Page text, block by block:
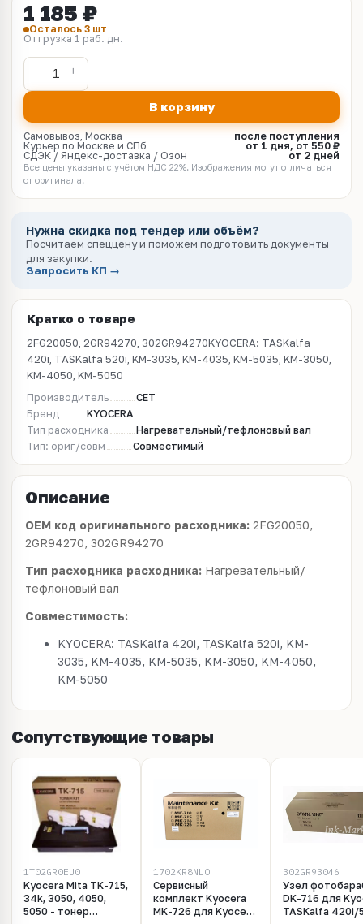
1 185 ₽
Осталось 3 шт
Отгрузка 1 раб. дн.
В корзину
Самовывоз, Москва
после поступления
Курьер по Москве и СПб
от 1 дня, от 550 ₽
СДЭК / Яндекс-доставка / Озон
от 2 дней
Все цены указаны с учётом НДС 22%. Изображения могут отличаться
от оригинала.
Нужна скидка под тендер или объём?
Посчитаем спеццену и поможем подготовить документы
для закупки.
Запросить КП →
Кратко о товаре
2FG20050, 2GR94270, 302GR94270KYOCERA: TASKalfa
420i, TASKalfa 520i, KM-3035, KM-4035, KM-5035, KM-3050,
KM-4050, KM-5050
Производитель
CET
Бренд
KYOCERA
Тип расходника
Нагревательный/тефлоновый вал
Тип: ориг/совм
Совместимый
Описание
OEM код оригинального расходника: 2FG20050,
2GR94270, 302GR94270
Тип расходника расходника: Нагревательный/
тефлоновый вал
Совместимость:
KYOCERA: TASKalfa 420i, TASKalfa 520i, KM-
3035, KM-4035, KM-5035, KM-3050, KM-4050,
KM-5050
Сопутствующие товары
1T02GR0EU0
Kyocera Mita TK-715,
34k, 3050, 4050,
5050 - тонер
1702KR8NL0
Сервисный
комплект Kyocera
MK-726 для Kyocera
302GR93046
Узел
DK-716 для
TASKalfa 420i/